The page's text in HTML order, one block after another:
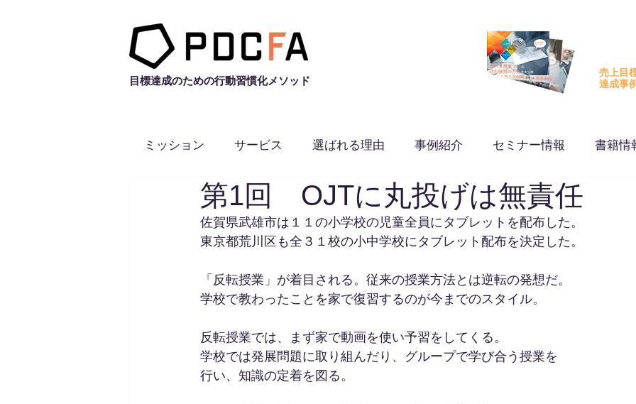
目標達成のための行動習慣化メソッド
売上目
達成事
ミッション サービス 選ばれる理由 事例紹介 セミナー情報 書籍情
第1回 OJTに丸投げは無責任
佐賀県武雄市は１１の小学校の児童全員にタブレットを配布した。
東京都荒川区も全３１校の小中学校にタブレット配布を決定した。
「反転授業」が着目される。従来の授業方法とは逆転の発想だ。
学校で教わったことを家で復習するのが今までのスタイル。
反転授業では、まず家で動画を使い予習をしてくる。
学校では発展問題に取り組んだり、グループで学び合う授業を
行い、知識の定着を図る。